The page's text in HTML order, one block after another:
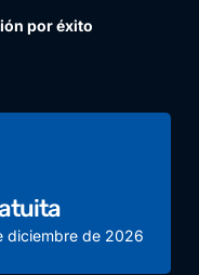
por éxito
diciembre de 2026